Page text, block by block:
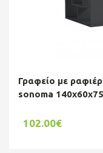
Γραφείο με
sonoma
102.00€